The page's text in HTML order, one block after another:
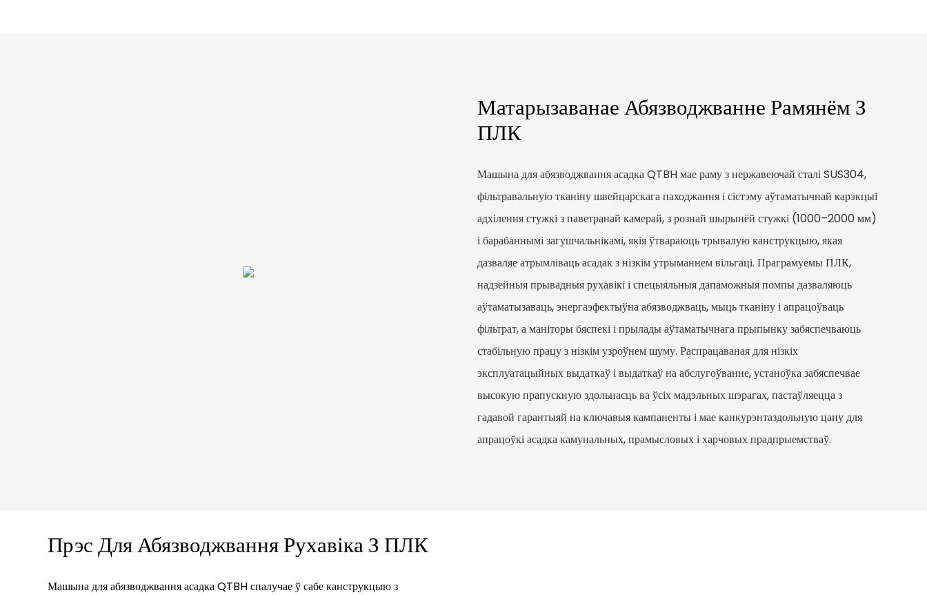
Матарызаванае Абязводжванне Рамянём З
ПЛК
Машына для абязводжвання асадка QTBH мае раму з нержавеючай сталі SUS304,
фільтравальную тканіну швейцарскага паходжання і сістэму аўтаматычнай карэкцыі
адхілення стужкі з паветранай камерай, з рознай шырынёй стужкі (1000–2000 мм)
і барабаннымі загушчальнікамі, якія ўтвараюць трывалую канструкцыю, якая
дазваляе атрымліваць асадак з нізкім утрыманнем вільгаці. Праграмуемы ПЛК,
надзейныя прывадныя рухавікі і спецыяльныя дапаможныя помпы дазваляюць
аўтаматызаваць, энергаэфектыўна абязводжваць, мыць тканіну і апрацоўваць
фільтрат, а маніторы бяспекі і прылады аўтаматычнага прыпынку забяспечваюць
стабільную працу з нізкім узроўнем шуму. Распрацаваная для нізкіх
эксплуатацыйных выдаткаў і выдаткаў на абслугоўванне, устаноўка забяспечвае
высокую прапускную здольнасць ва ўсіх мадэльных шэрагах, пастаўляецца з
гадавой гарантыяй на ключавыя кампаненты і мае канкурэнтаздольную цану для
апрацоўкі асадка камунальных, прамысловых і харчовых прадпрыемстваў.
Прэс Для Абязводжвання Рухавіка З ПЛК
Машына для абязводжвання асадка QTBH спалучае ў сабе канструкцыю з